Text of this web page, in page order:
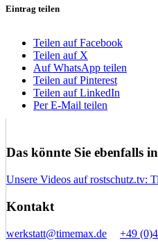
Eintrag teilen
Teilen auf Facebook
Teilen auf X
Auf WhatsApp teilen
Teilen auf Pinterest
Teilen auf LinkedIn
Per E-Mail teilen
Das könnte Sie ebenfalls
Unsere Videos auf rostschutz.tv:
Kontakt
werkstatt@timemax.de +49